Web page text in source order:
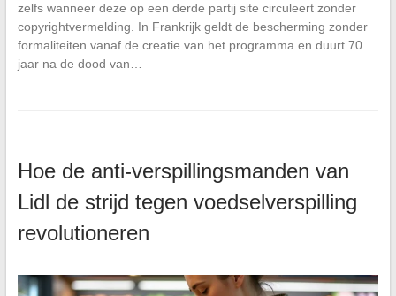
zelfs wanneer deze op een derde partij site circuleert zonder
copyrightvermelding. In Frankrijk geldt de bescherming zonder
formaliteiten vanaf de creatie van het programma en duurt 70
jaar na de dood van…
Hoe de anti-verspillingsmanden van
Lidl de strijd tegen voedselverspilling
revolutioneren